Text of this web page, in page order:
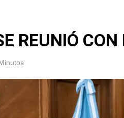
REUNIÓ